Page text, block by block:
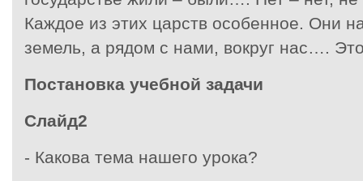
Каждое из этих царств особенное. Они
земель, а рядом с нами, вокруг нас….
Постановка учебной задачи
Слайд2
- Какова тема нашего урока?